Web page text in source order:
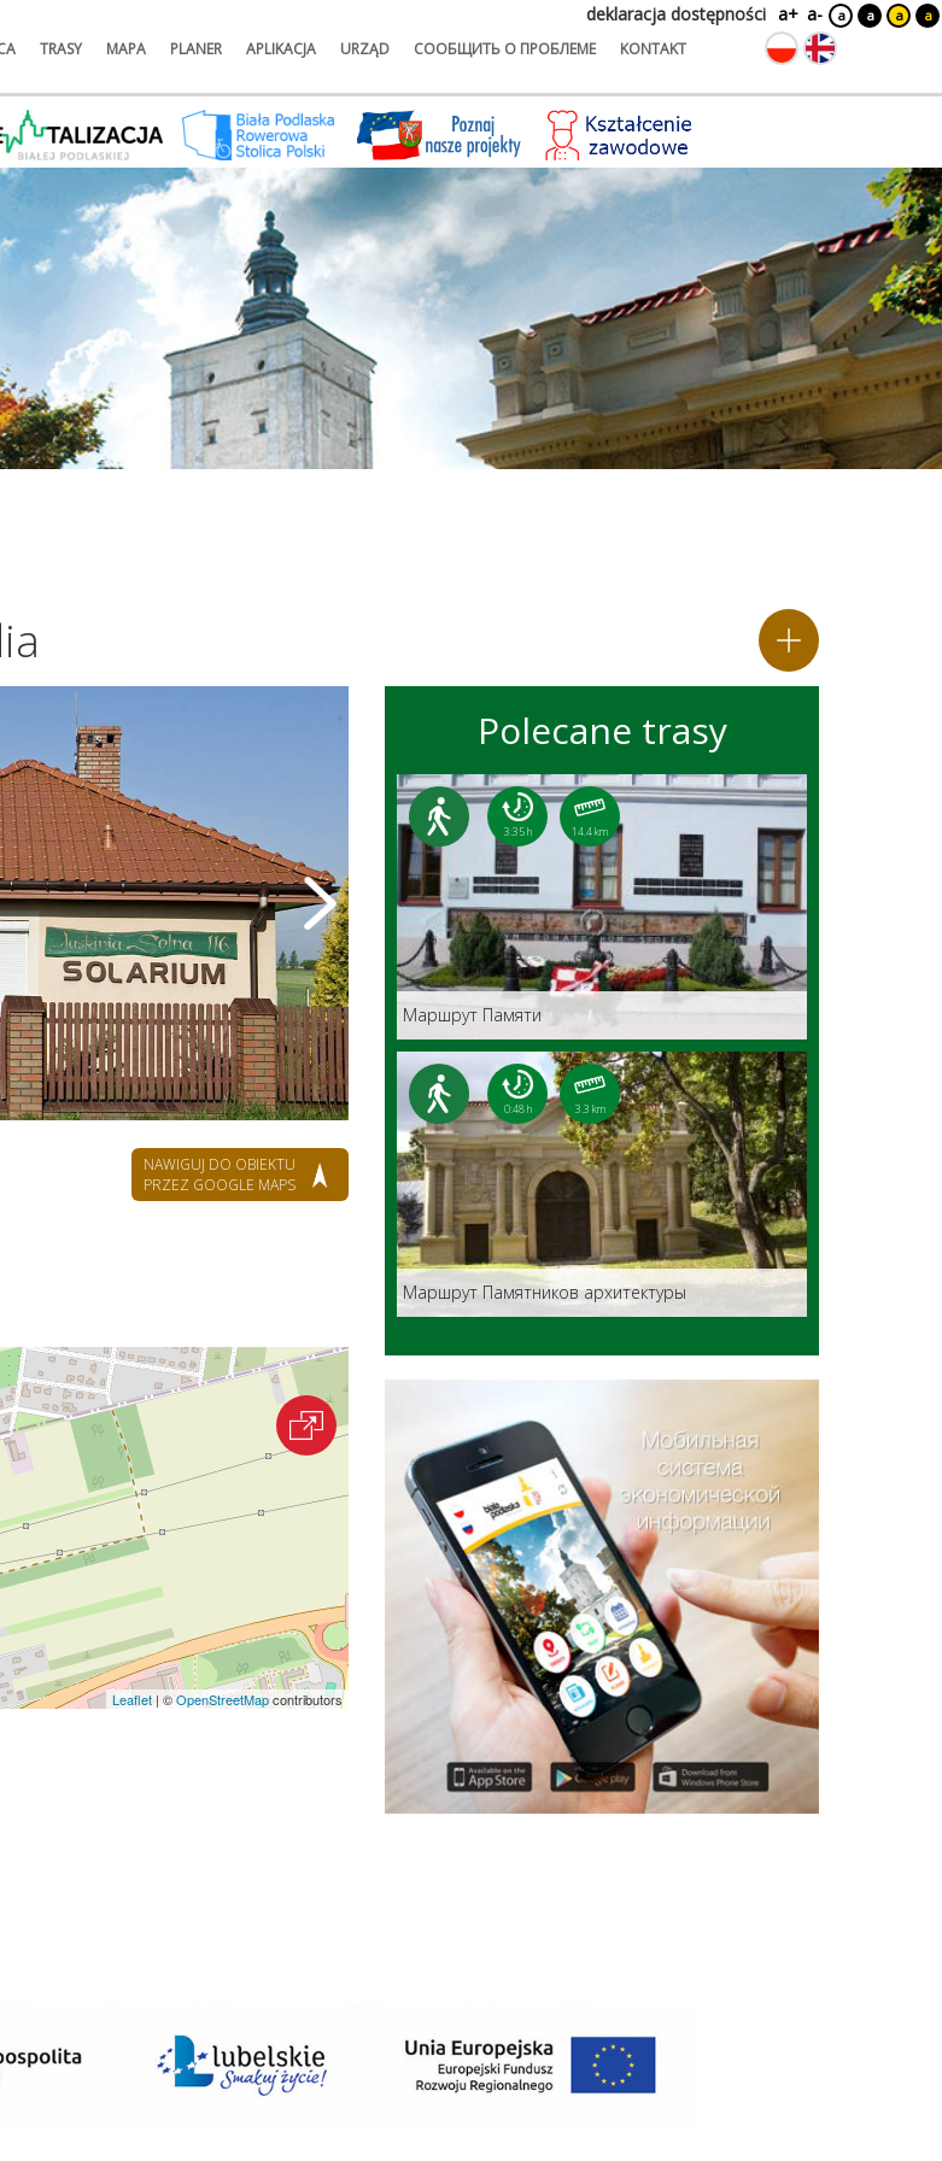
TRASY MAPA PLANER APLIKACJA URZĄD СООБЩИТЬ О ПРОБЛЕМЕ KONTAKT
deklaracja dostępności a+ a- a a a a
NAWIGUJ DO OBIEKTU
PRZEZ GOOGLE MAPS
Leaflet | ©OpenStreetMapcontributors
Polecane trasy
3:35 h 14.4 km
Маршрут Памяти
0:48 h 3.3 km
Маршрут Памятников архитектуры